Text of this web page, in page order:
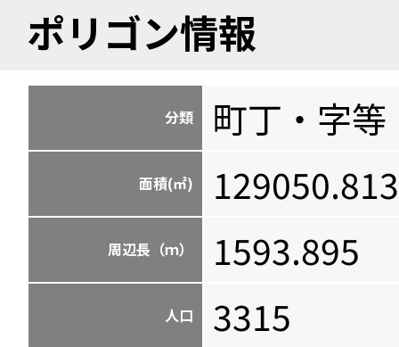
ポリゴン情報
分類 町丁・字等
面積(㎡) 129050.813
周辺長（ｍ） 1593.895
人口 3315